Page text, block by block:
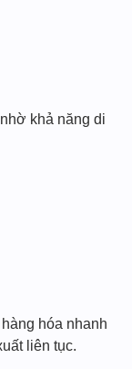
khả năng di
hóa nhanh
liên tục.